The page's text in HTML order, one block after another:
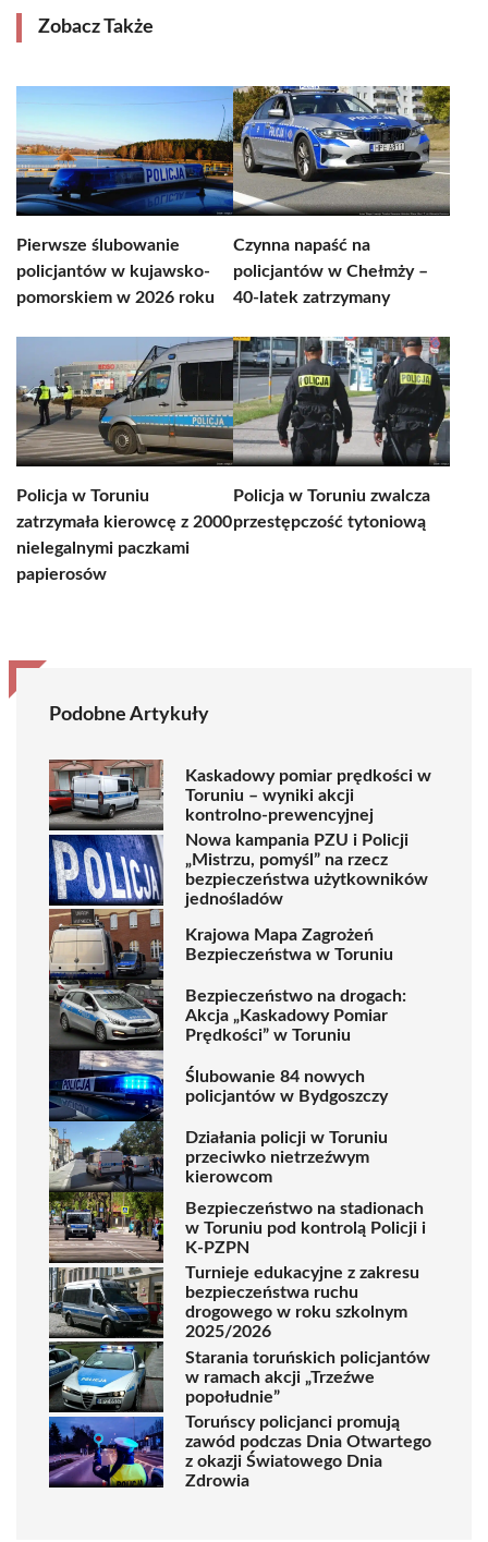
Zobacz Także
Pierwsze ślubowanie
policjantów w kujawsko-
pomorskiem w 2026 roku
Czynna napaść na
policjantów w Chełmży –
40-latek zatrzymany
Policja w Toruniu
zatrzymała kierowcę z 2000
nielegalnymi paczkami
papierosów
Policja w Toruniu zwalcza
przestępczość tytoniową
Podobne Artykuły
Kaskadowy pomiar prędkości w
Toruniu – wyniki akcji
kontrolno-prewencyjnej
Nowa kampania PZU i Policji
„Mistrzu, pomyśl” na rzecz
bezpieczeństwa użytkowników
jednośladów
Krajowa Mapa Zagrożeń
Bezpieczeństwa w Toruniu
Bezpieczeństwo na drogach:
Akcja „Kaskadowy Pomiar
Prędkości” w Toruniu
Ślubowanie 84 nowych
policjantów w Bydgoszczy
Działania policji w Toruniu
przeciwko nietrzeźwym
kierowcom
Bezpieczeństwo na stadionach
w Toruniu pod kontrolą Policji i
K-PZPN
Turnieje edukacyjne z zakresu
bezpieczeństwa ruchu
drogowego w roku szkolnym
2025/2026
Starania toruńskich policjantów
w ramach akcji „Trzeźwe
popołudnie”
Toruńscy policjanci promują
zawód podczas Dnia Otwartego
z okazji Światowego Dnia
Zdrowia